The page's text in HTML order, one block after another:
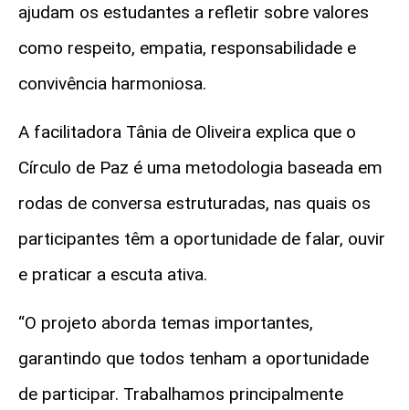
ajudam os estudantes a refletir sobre valores
como respeito, empatia, responsabilidade e
convivência harmoniosa.
A facilitadora Tânia de Oliveira explica que o
Círculo de Paz é uma metodologia baseada em
rodas de conversa estruturadas, nas quais os
participantes têm a oportunidade de falar, ouvir
e praticar a escuta ativa.
“O projeto aborda temas importantes,
garantindo que todos tenham a oportunidade
de participar. Trabalhamos principalmente